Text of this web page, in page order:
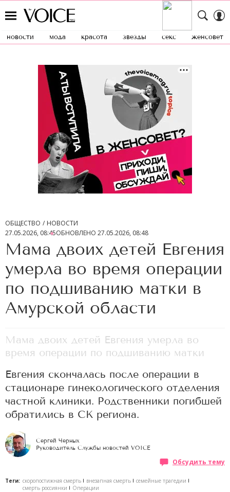
новости мода красота звезды секс женсовет
ОБЩЕСТВО
НОВОСТИ
27.05.2026, 08:45ОБНОВЛЕНО 27.05.2026, 08:48
Мама двоих детей Евгения
умерла во время операции
по подшиванию матки в
Амурской области
Мама двоих детей Евгения умерла во
время операции по подшиванию матки
Евгения скончалась после операции в
стационаре гинекологического отделения
частной клиники. Родственники погибшей
обратились в СК региона.
Сергей Черных
Руководитель Службы новостей VOICE
Обсудить тему
Теги: скоропостижная смерть внезапная смерть
семейные трагедии
смерть россиянки
Операции